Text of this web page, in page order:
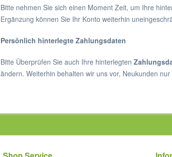
Bitte nehmen Sie sich einen Moment Zeit, um Ihre
Ergänzung können Sie Ihr Konto weiterhin
Persönlich hinterlegte Zahlungsdaten
Bitte Überprüfen Sie auch Ihre hinterlegten
ändern. Weiterhin behalten wir uns vor, Neukunden